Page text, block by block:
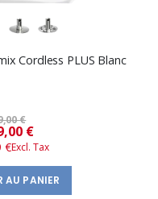
Cordless PLUS Blanc
€
Prix
spécial
€
€
AU PANIER